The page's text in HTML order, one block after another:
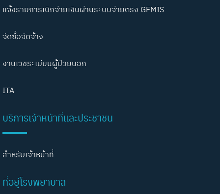
แจ้งรายการเบิกจ่ายเงินผ่านระบบจ่ายตรง GFMIS
จัดซื้อจัดจ้าง
งานเวชระเบียนผู้ป่วยนอก
ITA
บริการเจ้าหน้าที่และประชาชน
สำหรับเจ้าหน้าที่
ที่อยู่โรงพยาบาล